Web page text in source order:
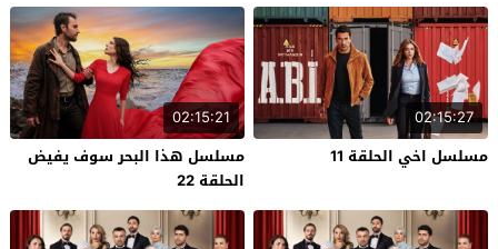
02:15:27
مسلسل اخي الحلقة 11
02:15:21
مسلسل هذا البحر سوف يفيض
الحلقة 22